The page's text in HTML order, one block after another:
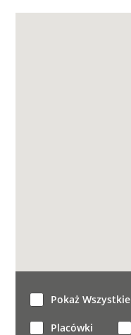
Pokaż Wszystkie
Placówki